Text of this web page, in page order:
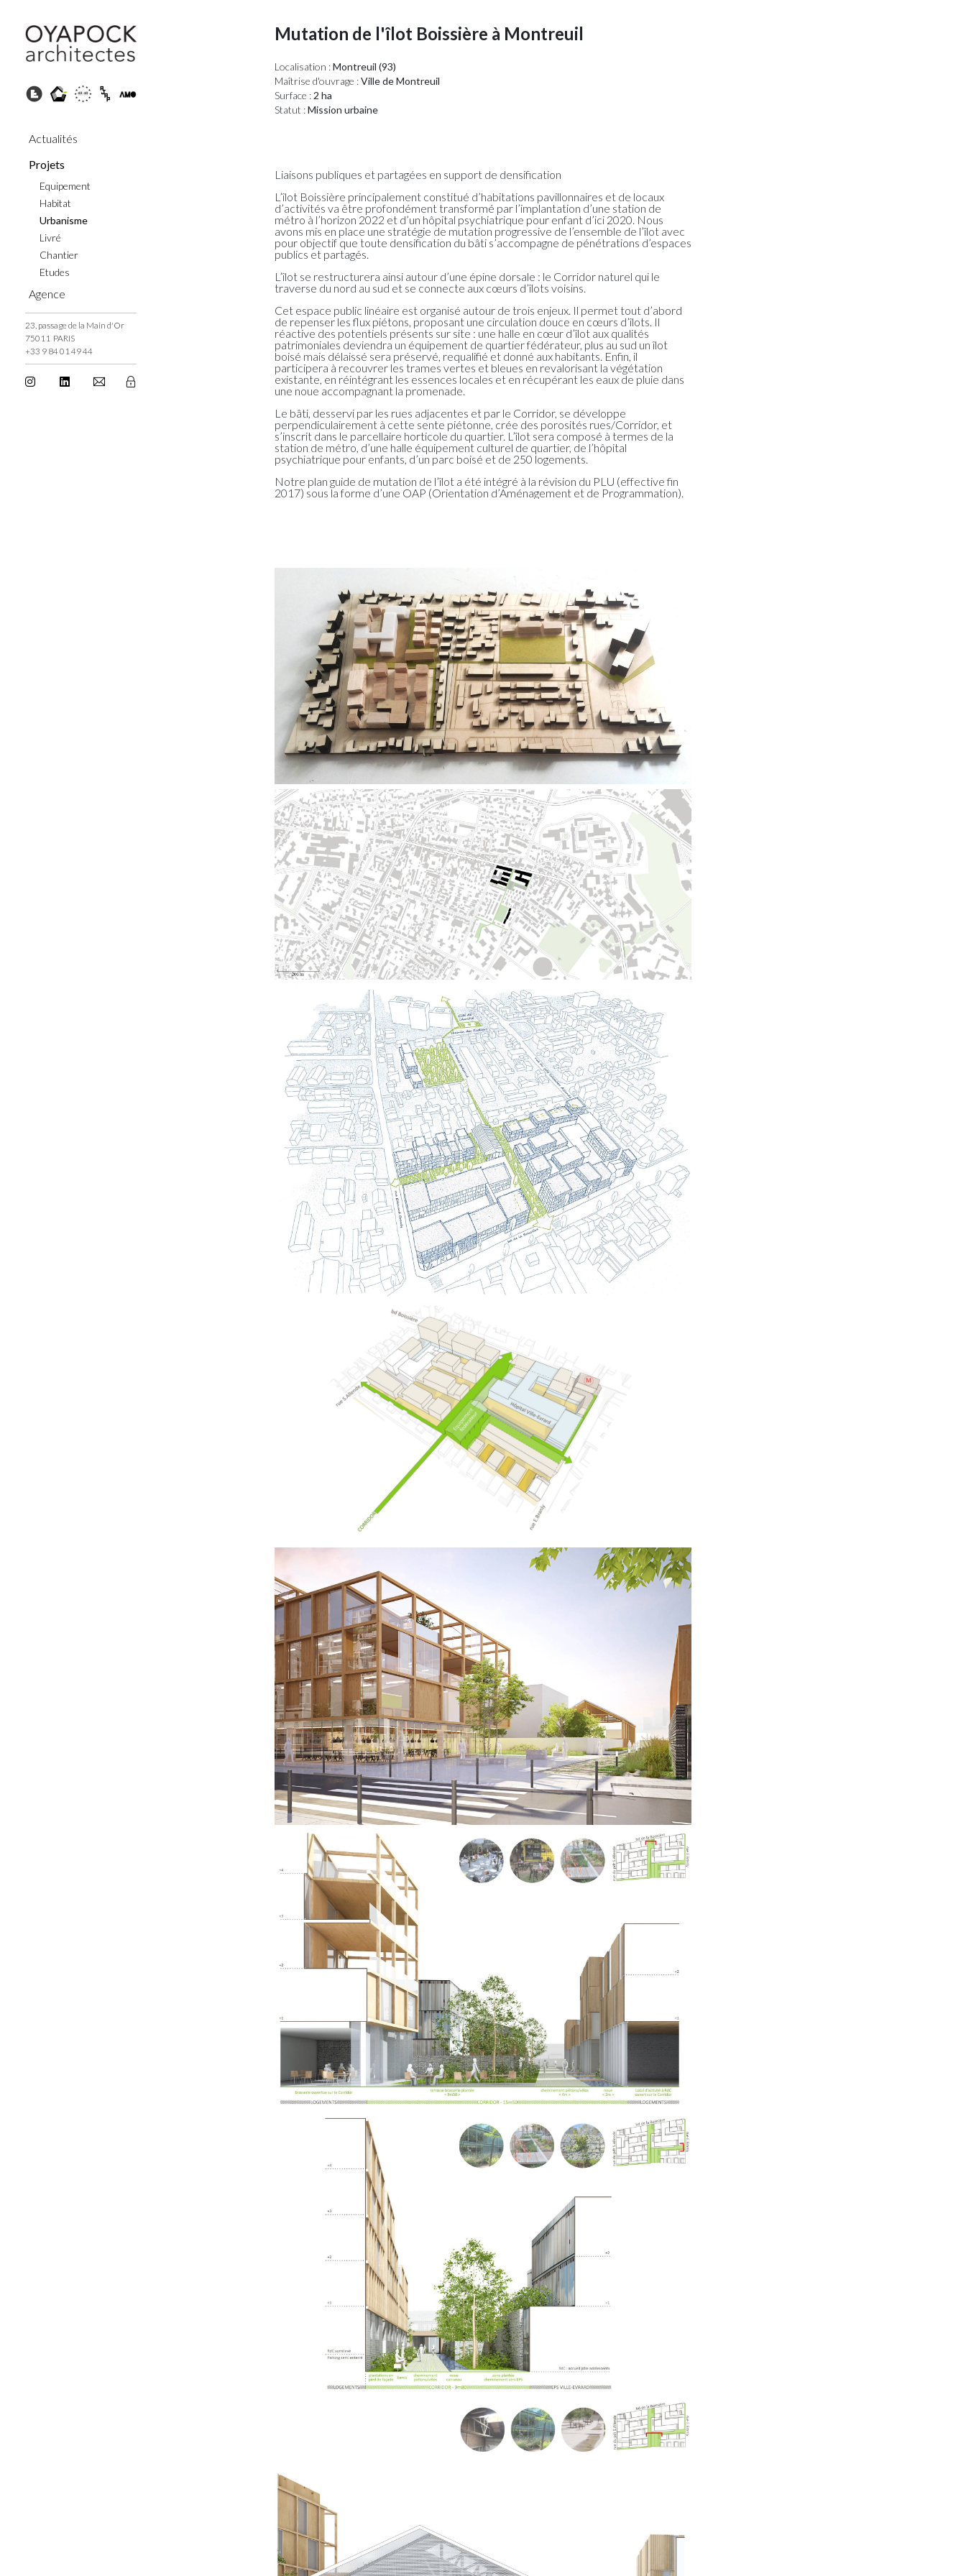
Actualités
Projets
Equipement
Habitat
Urbanisme
Livré
Chantier
Etudes
Agence
23, passage de la Main d'Or
75011 PARIS
+33 9 84 01 49 44
Mutation de l'îlot Boissière à Montreuil
Localisation :Montreuil (93)
Maîtrise d'ouvrage :Ville de Montreuil
Surface : 2 ha
Statut :Mission urbaine
Liaisons publiques et partagées en support de densification
L’îlot Boissière principalement constitué d’habitations pavillonnaires et de locaux
d’activités va être profondément transformé par l’implantation d’une station de
métro à l’horizon 2022 et d’un hôpital psychiatrique pour enfant d’ici 2020. Nous
avons mis en place une stratégie de mutation progressive de l’ensemble de l’îlot avec
pour objectif que toute densification du bâti s’accompagne de pénétrations d’espaces
publics et partagés.
L’îlot se restructurera ainsi autour d’une épine dorsale : le Corridor naturel qui le
traverse du nord au sud et se connecte aux cœurs d’îlots voisins.
Cet espace public linéaire est organisé autour de trois enjeux. Il permet tout d’abord
de repenser les flux piétons, proposant une circulation douce en cœurs d’îlots. Il
réactive des potentiels présents sur site : une halle en cœur d’îlot aux qualités
patrimoniales deviendra un équipement de quartier fédérateur, plus au sud un îlot
boisé mais délaissé sera préservé, requalifié et donné aux habitants. Enfin, il
participera à recouvrer les trames vertes et bleues en revalorisant la végétation
existante, en réintégrant les essences locales et en récupérant les eaux de pluie dans
une noue accompagnant la promenade.
Le bâti, desservi par les rues adjacentes et par le Corridor, se développe
perpendiculairement à cette sente piétonne, crée des porosités rues/Corridor, et
s’inscrit dans le parcellaire horticole du quartier. L’îlot sera composé à termes de la
station de métro, d’une halle équipement culturel de quartier, de l’hôpital
psychiatrique pour enfants, d’un parc boisé et de 250 logements.
Notre plan guide de mutation de l’îlot a été intégré à la révision du PLU (effective fin
2017) sous la forme d’une OAP (Orientation d’Aménagement et de Programmation).